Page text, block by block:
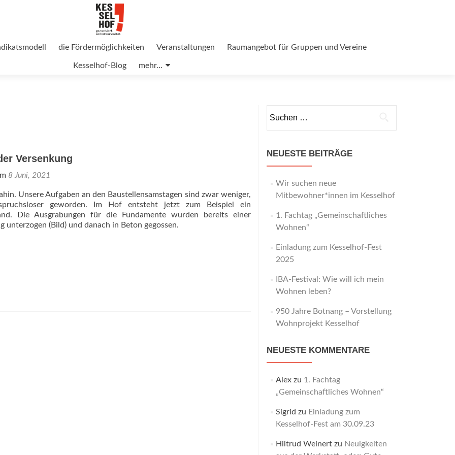
die Fördermöglichkeiten Veranstaltungen Raumangebot für Gruppen und Vereine
Kesselhof-Blog mehr…
Versenkung
8 Juni, 2021
Unsere Aufgaben an den Baustellensamstagen sind zwar weniger,
geworden. Im Hof entsteht jetzt zum Beispiel ein
Die Ausgrabungen für die Fundamente wurden bereits einer
unterzogen (Bild) und danach in Beton gegossen.
nach:
NEUESTE BEITRÄGE
Wir suchen neue
Mitbewohner*innen im Kesselhof
1. Fachtag „Gemeinschaftliches
Wohnen“
Einladung zum Kesselhof-Fest
2025
IBA-Festival: Wie will ich mein
Wohnen leben?
950 Jahre Botnang – Vorstellung
Wohnprojekt Kesselhof
NEUESTE KOMMENTARE
Alexzu 1. Fachtag
„Gemeinschaftliches Wohnen“
Sigrid zu Einladung zum
Kesselhof-Fest am 30.09.23
Hiltrud Weinertzu Neuigkeiten